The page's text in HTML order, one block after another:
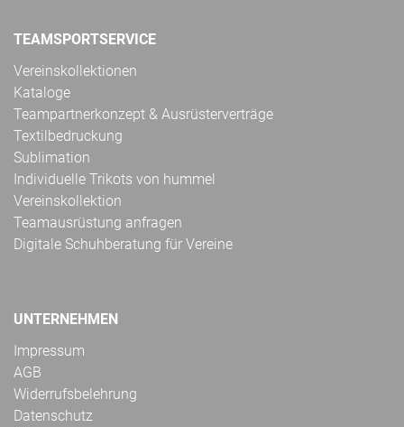
TEAMSPORTSERVICE
Vereinskollektionen
Kataloge
Teampartnerkonzept & Ausrüsterverträge
Textilbedruckung
Sublimation
Individuelle Trikots von hummel
Vereinskollektion
Teamausrüstung anfragen
Digitale Schuhberatung für Vereine
UNTERNEHMEN
Impressum
AGB
Widerrufsbelehrung
Datenschutz